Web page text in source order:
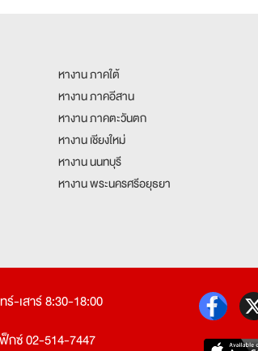
หางาน ภาคใต้
หางาน ภาคอีสาน
หางาน ภาคตะวันตก
หางาน เชียงใหม่
หางาน นนทบุรี
หางาน พระนครศรีอยุธยา
-เสาร์ 8:30-18:00
กซ์ 02-514-7447